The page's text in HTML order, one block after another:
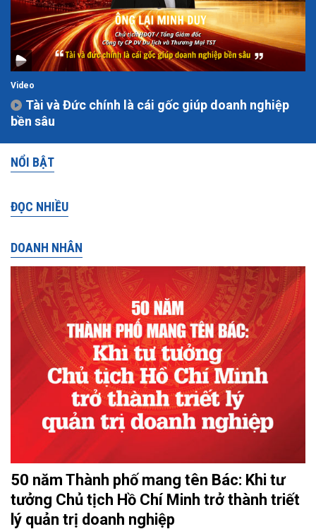
Video
Tài và Đức chính là cái gốc giúp doanh nghiệp
bền sâu
NỔI BẬT
ĐỌC NHIỀU
DOANH NHÂN
50 năm Thành phố mang tên Bác: Khi tư
tưởng Chủ tịch Hồ Chí Minh trở thành triết
lý quản trị doanh nghiệp